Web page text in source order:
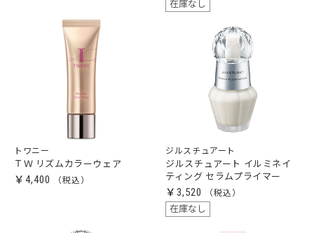
在庫なし
トワニー
ＴＷ リズムカラーウェア
￥4,400
ジルスチュアート
ジルスチュアート イルミネイ
ティング セラムプライマー
￥3,520
在庫なし